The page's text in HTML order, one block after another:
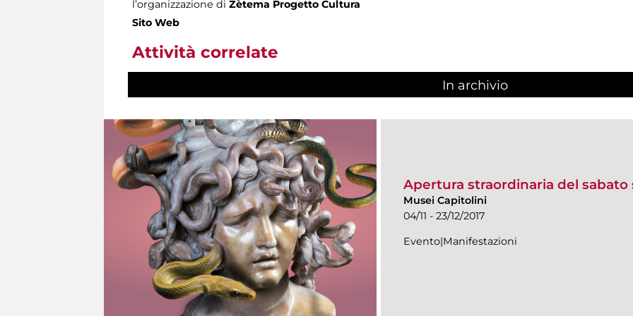
l’organizzazione di Zètema Progetto Cultura
Sito Web
Attività correlate
In archivio
Apertura straordinaria del sabato
Musei Capitolini
04/11 - 23/12/2017
Evento|Manifestazioni